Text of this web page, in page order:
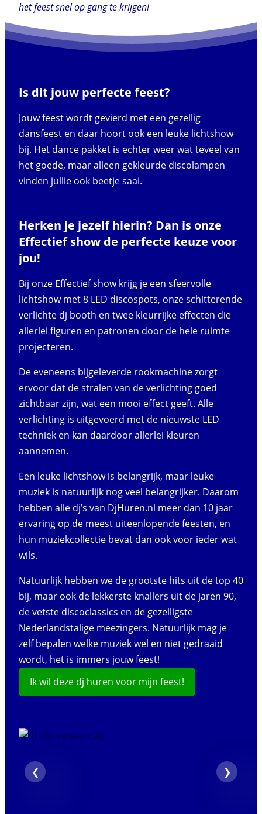
het feest snel op gang te krijgen!
Is dit jouw perfecte feest?
Jouw feest wordt gevierd met een gezellig
dansfeest en daar hoort ook een leuke lichtshow
bij. Het dance pakket is echter weer wat teveel van
het goede, maar alleen gekleurde discolampen
vinden jullie ook beetje saai.
Herken je jezelf hierin? Dan is onze
Effectief show de perfecte keuze voor
jou!
Bij onze Effectief show krijg je een sfeervolle
lichtshow met 8 LED discospots, onze schitterende
verlichte dj booth en twee kleurrijke effecten die
allerlei figuren en patronen door de hele ruimte
projecteren.
De eveneens bijgeleverde rookmachine zorgt
ervoor dat de stralen van de verlichting goed
zichtbaar zijn, wat een mooi effect geeft. Alle
verlichting is uitgevoerd met de nieuwste LED
techniek en kan daardoor allerlei kleuren
aannemen.
Een leuke lichtshow is belangrijk, maar leuke
muziek is natuurlijk nog veel belangrijker. Daarom
hebben alle dj’s van DjHuren.nl meer dan 10 jaar
ervaring op de meest uiteenlopende feesten, en
hun muziekcollectie bevat dan ook voor ieder wat
wils.
Natuurlijk hebben we de grootste hits uit de top 40
bij, maar ook de lekkerste knallers uit de jaren 90,
de vetste discoclassics en de gezelligste
Nederlandstalige meezingers. Natuurlijk mag je
zelf bepalen welke muziek wel en niet gedraaid
wordt, het is immers jouw feest!
Ik wil deze dj huren voor mijn feest!